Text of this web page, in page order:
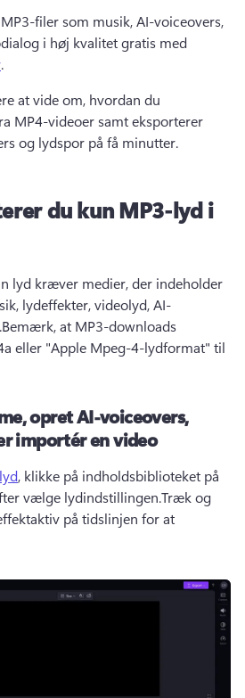
filer som musik, AI-voiceovers,
i høj kvalitet gratis med
.
at vide om, hvordan du
MP4-videoer samt eksporterer
og lydspor på få minutter.
du kun MP3-lyd i
lyd kræver medier, der indeholder
lydeffekter, videolyd, AI-
at MP3-downloads
eller "Apple Mpeg-4-lydformat" til
opret AI-voiceovers,
importér en video
, klikke på indholdsbiblioteket på
vælge lydindstillingen.Træk og
på tidslinjen for at